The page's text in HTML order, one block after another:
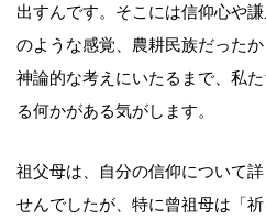
出すんです。そこには信仰心や
のような感覚、農耕民族だった
神論的な考えにいたるまで、私
る何かがある気がします。
祖父母は、自分の信仰について
せんでしたが、特に曾祖母は「